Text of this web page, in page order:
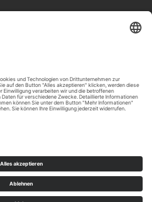
GmbH & Co. KG All rights reserved.